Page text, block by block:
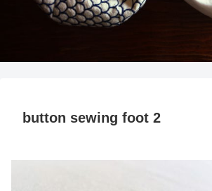
button sewing foot 2